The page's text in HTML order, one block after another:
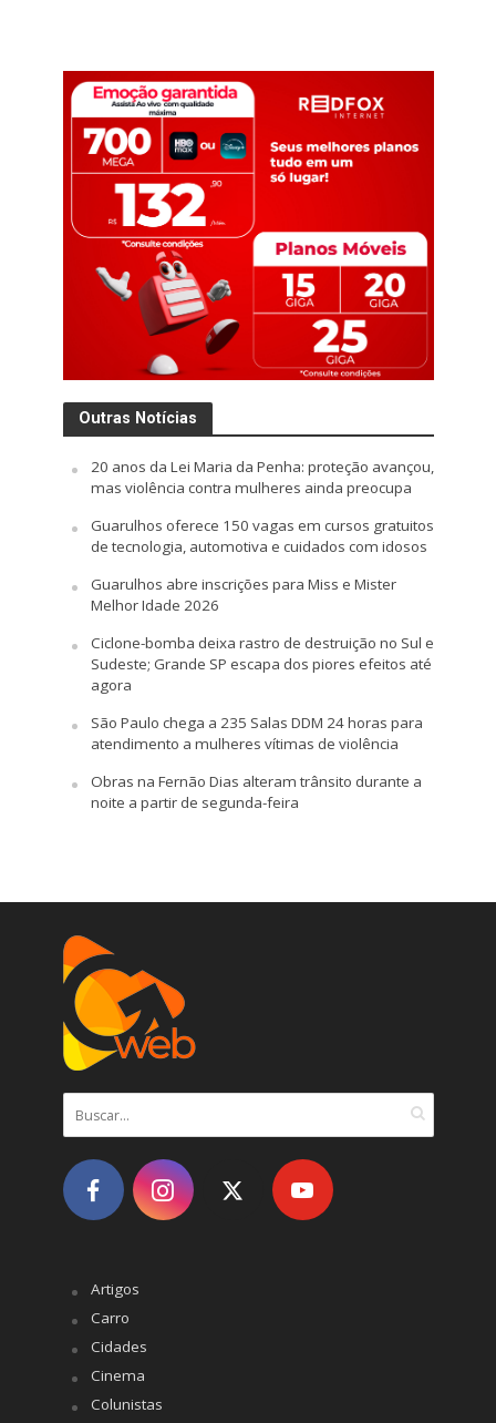
Outras Notícias
20 anos da Lei Maria da Penha: proteção avançou,
mas violência contra mulheres ainda preocupa
Guarulhos oferece 150 vagas em cursos gratuitos
de tecnologia, automotiva e cuidados com idosos
Guarulhos abre inscrições para Miss e Mister
Melhor Idade 2026
Ciclone-bomba deixa rastro de destruição no Sul e
Sudeste; Grande SP escapa dos piores efeitos até
agora
São Paulo chega a 235 Salas DDM 24 horas para
atendimento a mulheres vítimas de violência
Obras na Fernão Dias alteram trânsito durante a
noite a partir de segunda-feira
Artigos
Carro
Cidades
Cinema
Colunistas